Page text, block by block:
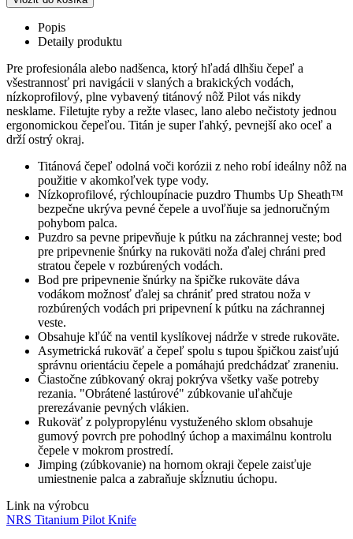
Popis
Detaily produktu
Pre profesionála alebo nadšenca, ktorý hľadá dlhšiu čepeľ a
všestrannosť pri navigácii v slaných a brakických vodách,
nízkoprofilový, plne vybavený titánový nôž Pilot vás nikdy
nesklame. Filetujte ryby a režte vlasec, lano alebo nečistoty jednou
ergonomickou čepeľou. Titán je super ľahký, pevnejší ako oceľ a
drží ostrý okraj.
Titánová čepeľ odolná voči korózii z neho robí ideálny nôž na
použitie v akomkoľvek type vody.
Nízkoprofilové, rýchloupínacie puzdro Thumbs Up Sheath™
bezpečne ukrýva pevné čepele a uvoľňuje sa jednoručným
pohybom palca.
Puzdro sa pevne pripevňuje k pútku na záchrannej veste; bod
pre pripevnenie šnúrky na rukoväti noža ďalej chráni pred
stratou čepele v rozbúrených vodách.
Bod pre pripevnenie šnúrky na špičke rukoväte dáva
vodákom možnosť ďalej sa chrániť pred stratou noža v
rozbúrených vodách pri pripevnení k pútku na záchrannej
veste.
Obsahuje kľúč na ventil kyslíkovej nádrže v strede rukoväte.
Asymetrická rukoväť a čepeľ spolu s tupou špičkou zaisťujú
správnu orientáciu čepele a pomáhajú predchádzať zraneniu.
Čiastočne zúbkovaný okraj pokrýva všetky vaše potreby
rezania. "Obrátené lastúrové" zúbkovanie uľahčuje
prerezávanie pevných vlákien.
Rukoväť z polypropylénu vystuženého sklom obsahuje
gumový povrch pre pohodlný úchop a maximálnu kontrolu
čepele v mokrom prostredí.
Jimping (zúbkovanie) na hornom okraji čepele zaisťuje
umiestnenie palca a zabraňuje skĺznutiu úchopu.
Link na výrobcu
NRS Titanium Pilot Knife